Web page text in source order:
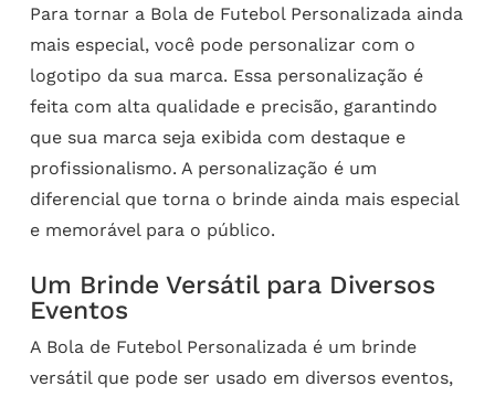
Para tornar a Bola de Futebol Personalizada ainda
mais especial, você pode personalizar com o
logotipo da sua marca. Essa personalização é
feita com alta qualidade e precisão, garantindo
que sua marca seja exibida com destaque e
profissionalismo. A personalização é um
diferencial que torna o brinde ainda mais especial
e memorável para o público.
Um Brinde Versátil para Diversos
Eventos
A Bola de Futebol Personalizada é um brinde
versátil que pode ser usado em diversos eventos,